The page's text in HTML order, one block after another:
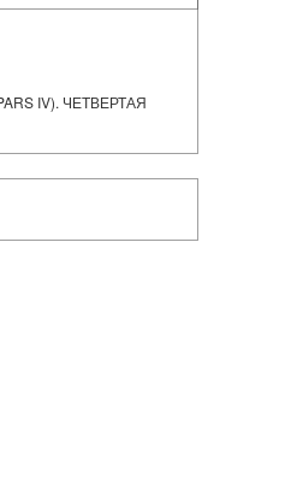
IV). ЧЕТВЕРТАЯ